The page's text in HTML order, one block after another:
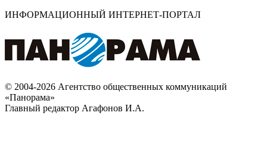
ИНФОРМАЦИОННЫЙ ИНТЕРНЕТ-ПОРТАЛ
© 2004-2026 Агентство общественных коммуникаций
«Панорама»
Главный редактор Агафонов И.А.